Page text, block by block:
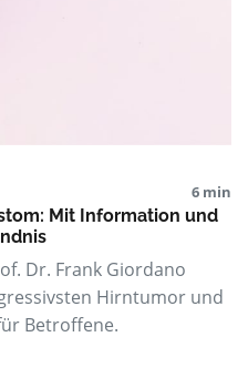
6 min
Mit Information und
Dr. Frank Giordano
Hirntumor und
Betroffene.